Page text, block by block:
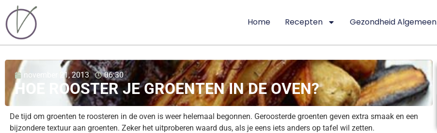
Home Recepten Gezondheid Algemeen
november 21, 2013 06:30
HOE ROOSTER JE GROENTEN IN DE OVEN?
De tijd om groenten te roosteren in de oven is weer helemaal begonnen. Geroosterde groenten geven extra smaak en een
bijzondere textuur aan groenten. Zeker het uitproberen waard dus, als je eens iets anders op tafel wil zetten.